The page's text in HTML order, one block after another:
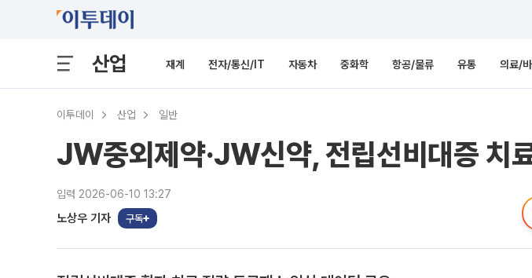
산업 재계 전자/통신/IT 자동차 중화학 항공/물류 유통 의료/
이투데이 산업 일반
JW중외제약·JW신약, 전립선비대증 치
입력 2026-06-10 13:27
노상우 기자 구독